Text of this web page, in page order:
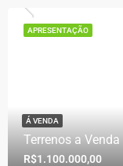
Terrenos a
R$1.100.000,00
Á VENDA
APRESENTAÇÃO